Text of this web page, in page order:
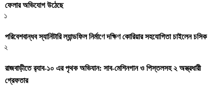
ফেলার অভিযোগ উঠেছে
১
পরিবেশবান্ধব স্যানিটারি ল্যান্ডফিল নির্মাণে দক্ষিণ কোরিয়ার সহযোগিতা চাইলেন চসিক
২
রাজবাড়ীতে র‍্যাব-১০ এর পৃথক অভিযান: সাব-মেশিনগান ও পিস্তলসহ ২ অস্ত্রধারী
গ্রেফতার